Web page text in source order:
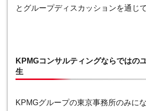
とグループディスカッションを通じ
KPMGコンサルティングならではの
生
KPMGグループの東京事務所のみに